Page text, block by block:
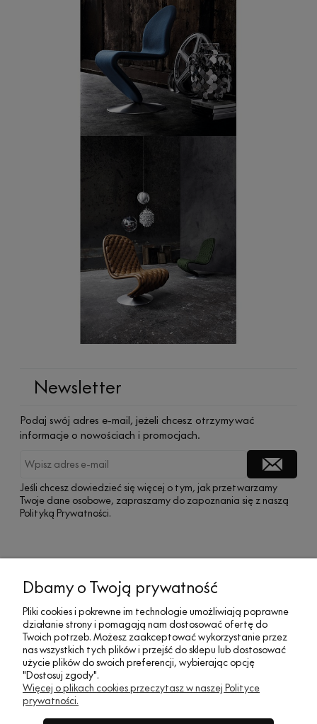
Newsletter
Podaj swój adres e-mail, jeżeli chcesz otrzymywać
informacje o nowościach i promocjach.
Jeśli chcesz dowiedzieć się więcej o tym, jak przetwarzamy
Twoje dane osobowe, zapraszamy do zapoznania się z naszą
Polityką Prywatności.
MOJE KONTO
SOCIAL MEDIA
Dbamy o Twoją prywatność
Pliki cookies i pokrewne im technologie umożliwiają poprawne
działanie strony i pomagają nam dostosować ofertę do
Twoich potrzeb. Możesz zaakceptować wykorzystanie przez
nas wszystkich tych plików i przejść do sklepu lub dostosować
użycie plików do swoich preferencji, wybierając opcję
"Dostosuj zgody".
Więcej o plikach cookies przeczytasz w naszej Polityce
prywatności.